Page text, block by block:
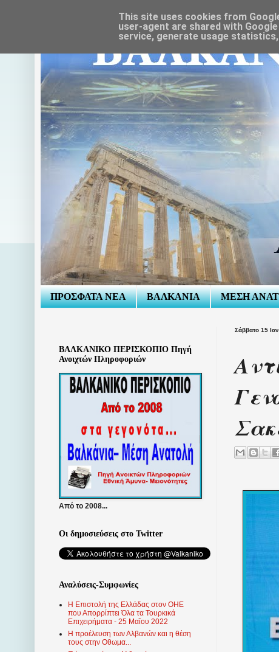
ΠΡΟΣΦΑΤΑ ΝΕΑ ΒΑΛΚΑΝΙΑ ΜΕΣΗ
Σάββατο 15
ΒΑΛΚΑΝΙΚΟ ΠΕΡΙΣΚΟΠΙΟ Πηγή
Ανοιχτών Πληροφοριών
Από το 2008...
Οι δημοσιεύσεις στο Twitter
Αναλύσεις-Συμφωνίες
Η Επιστολή της Ελλάδας στον ΟΗΕ
που Απορρίπτει Όλα τα Τουρκικά
Επιχειρήματα - 25 Μαΐου 2022
Η προέλευση των Αλβανών και η θέση
τους στην Οθωμα...
This site uses cookies from
user-agent are shared with
service, generate usage